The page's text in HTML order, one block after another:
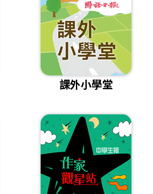
課外小學堂